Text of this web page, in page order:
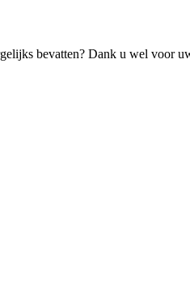
bevatten? Dank u wel voor